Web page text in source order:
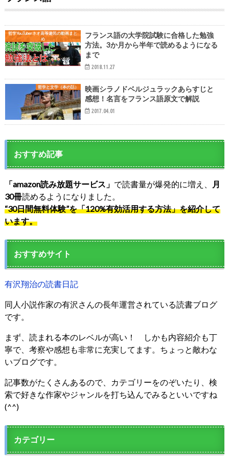
哲学YouTuberネオ高等遊民の動画まと
め
フランス語の大学院試験に合格した勉強
方法。3か月から半年で読めるようになる
まで
2018.11.27
哲学と文学（本の話）
映画シラノドベルジュラックあらすじと
感想！名言をフランス語原文で解説
2017.04.01
おすすめ記事
「amazon読み放題サービス」 で読書量が爆発的に増え、
月
30冊読めるようになりました。
“30日間無料体験”を「120%有効活用する方法」を紹介して
います。
おすすめサイト
有沢翔治の読書日記
同人小説作家の有沢さんの長年運営されている読書ブログ
です。
まず、読まれる本のレベルが高い！ しかも内容紹介も丁
寧で、考察や感想も非常に充実してます。ちょっと敵わな
いブログです。
記事数がたくさんあるので、カテゴリーをのぞいたり、検
索で好きな作家やジャンルを打ち込んでみるといいですね
(^^)
カテゴリー